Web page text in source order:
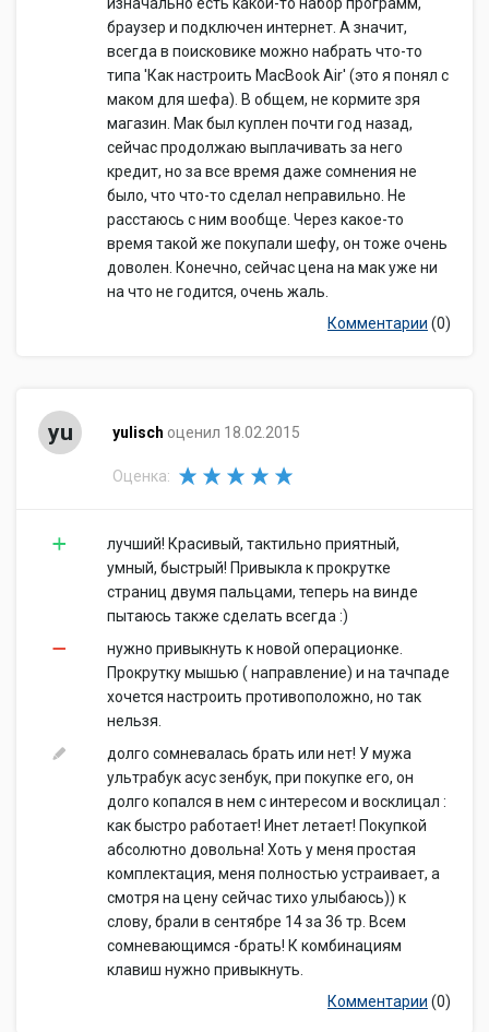
браузер и подключен интернет. А значит,
всегда в поисковике можно набрать что-то
типа 'Как настроить MacBook Air' (это я понял с
маком для шефа). В общем, не кормите зря
магазин. Мак был куплен почти год назад,
сейчас продолжаю выплачивать за него
кредит, но за все время даже сомнения не
было, что что-то сделал неправильно. Не
расстаюсь с ним вообще. Через какое-то
время такой же покупали шефу, он тоже очень
доволен. Конечно, сейчас цена на мак уже ни
на что не годится, очень жаль.
Комментарии (0)
yu yulisch оценил 18.02.2015
Оценка:
лучший! Красивый, тактильно приятный,
умный, быстрый! Привыкла к прокрутке
страниц двумя пальцами, теперь на винде
пытаюсь также сделать всегда :)
нужно привыкнуть к новой операционке.
Прокрутку мышью ( направление) и на тачпаде
хочется настроить противоположно, но так
нельзя.
долго сомневалась брать или нет! У мужа
ультрабук асус зенбук, при покупке его, он
долго копался в нем с интересом и восклицал :
как быстро работает! Инет летает! Покупкой
абсолютно довольна! Хоть у меня простая
комплектация, меня полностью устраивает, а
смотря на цену сейчас тихо улыбаюсь)) к
слову, брали в сентябре 14 за 36 тр. Всем
сомневающимся -брать! К комбинациям
клавиш нужно привыкнуть.
Комментарии (0)